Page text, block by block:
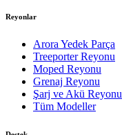
Reyonlar
Arora Yedek Parça
Treeporter Reyonu
Moped Reyonu
Grenaj Reyonu
Şarj ve Akü Reyonu
Tüm Modeller